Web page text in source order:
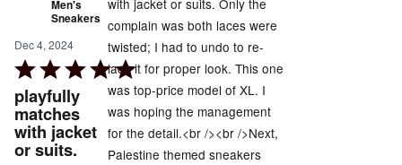
Men's
Sneakers
Dec 4, 2024
Rated
5
out
of
5
playfully
matches
with jacket
or suits.
with jacket or suits. Only the
complain was both laces were
twisted; I had to undo to re-
lace it for proper look. This one
was top-price model of XL. I
was hoping the management
for the detail.<br /><br />Next,
Palestine themed sneakers